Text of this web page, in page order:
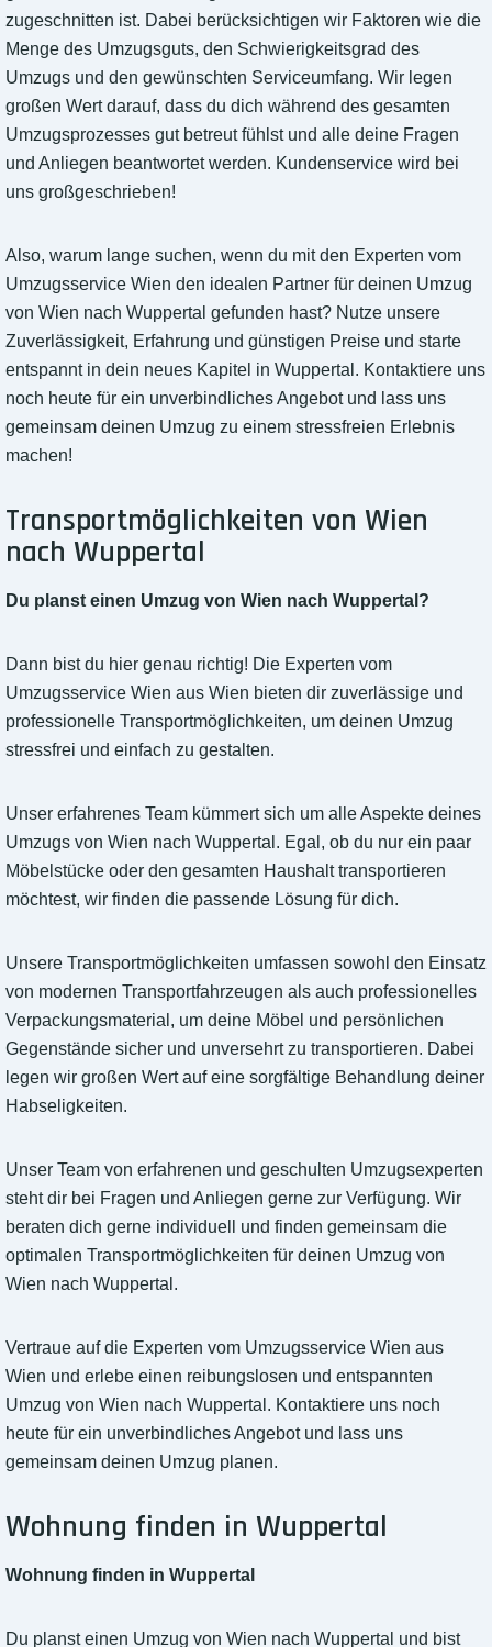
zugeschnitten ist. Dabei berücksichtigen wir Faktoren wie die
Menge des Umzugsguts, den Schwierigkeitsgrad des
Umzugs und den gewünschten Serviceumfang. Wir legen
großen Wert darauf, dass du dich während des gesamten
Umzugsprozesses gut betreut fühlst und alle deine Fragen
und Anliegen beantwortet werden. Kundenservice wird bei
uns großgeschrieben!
Also, warum lange suchen, wenn du mit den Experten vom
Umzugsservice Wien den idealen Partner für deinen Umzug
von Wien nach Wuppertal gefunden hast? Nutze unsere
Zuverlässigkeit, Erfahrung und günstigen Preise und starte
entspannt in dein neues Kapitel in Wuppertal. Kontaktiere uns
noch heute für ein unverbindliches Angebot und lass uns
gemeinsam deinen Umzug zu einem stressfreien Erlebnis
machen!
Transportmöglichkeiten von Wien
nach Wuppertal
Du planst einen Umzug von Wien nach Wuppertal?
Dann bist du hier genau richtig! Die Experten vom
Umzugsservice Wien aus Wien bieten dir zuverlässige und
professionelle Transportmöglichkeiten, um deinen Umzug
stressfrei und einfach zu gestalten.
Unser erfahrenes Team kümmert sich um alle Aspekte deines
Umzugs von Wien nach Wuppertal. Egal, ob du nur ein paar
Möbelstücke oder den gesamten Haushalt transportieren
möchtest, wir finden die passende Lösung für dich.
Unsere Transportmöglichkeiten umfassen sowohl den Einsatz
von modernen Transportfahrzeugen als auch professionelles
Verpackungsmaterial, um deine Möbel und persönlichen
Gegenstände sicher und unversehrt zu transportieren. Dabei
legen wir großen Wert auf eine sorgfältige Behandlung deiner
Habseligkeiten.
Unser Team von erfahrenen und geschulten Umzugsexperten
steht dir bei Fragen und Anliegen gerne zur Verfügung. Wir
beraten dich gerne individuell und finden gemeinsam die
optimalen Transportmöglichkeiten für deinen Umzug von
Wien nach Wuppertal.
Vertraue auf die Experten vom Umzugsservice Wien aus
Wien und erlebe einen reibungslosen und entspannten
Umzug von Wien nach Wuppertal. Kontaktiere uns noch
heute für ein unverbindliches Angebot und lass uns
gemeinsam deinen Umzug planen.
Wohnung finden in Wuppertal
Wohnung finden in Wuppertal
Du planst einen Umzug von Wien nach Wuppertal und bist